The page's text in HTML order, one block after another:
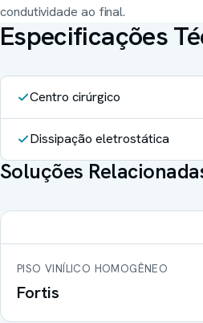
condutividade ao final.
Especificações
Centro cirúrgico
Dissipação eletrostática
Soluções
PISO VINÍLICO HOMOGÊNEO
Fortis